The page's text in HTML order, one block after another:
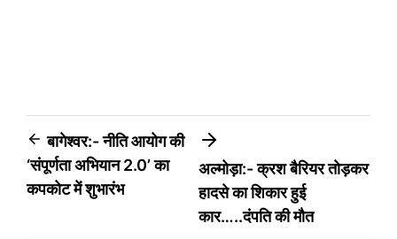
Post
navigation
बागेश्वर:- नीति आयोग की
‘संपूर्णता अभियान 2.0’ का
कपकोट में शुभारंभ
अल्मोड़ा:- क्रश बैरियर तोड़कर
हादसे का शिकार हुई
कार…..दंपति की मौत